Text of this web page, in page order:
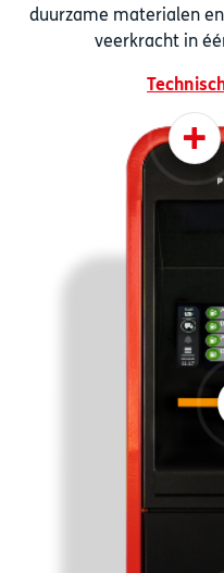
duurzame materialen
veerkracht in
+